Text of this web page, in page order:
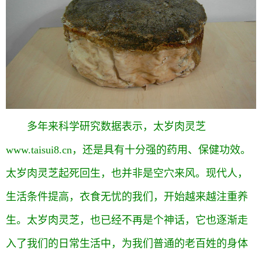
多年来科学研究数据表示，太岁肉灵芝
www.taisui8.cn，还是具有十分强的药用、保健功效。
太岁肉灵芝起死回生，也并非是空穴来风。现代人，
生活条件提高，衣食无忧的我们，开始越来越注重养
生。太岁肉灵芝，也已经不再是个神话，它也逐渐走
入了我们的日常生活中，为我们普通的老百姓的身体